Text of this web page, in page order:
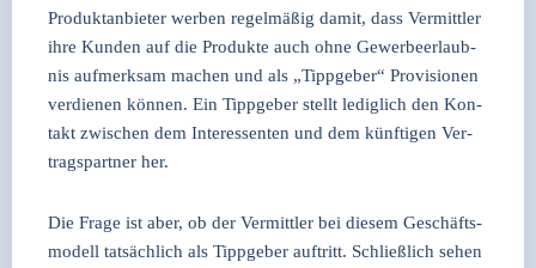
Pro­dukt­an­bie­ter wer­ben regel­mä­ßig damit, dass Ver­mitt­ler
ihre Kun­den auf die Pro­duk­te auch ohne Gewer­beer­laub­
nis auf­merk­sam machen und als „Tipp­ge­ber“ Pro­vi­sio­nen
ver­die­nen kön­nen. Ein Tipp­ge­ber stellt ledig­lich den Kon­
takt zwi­schen dem Inter­es­sen­ten und dem künf­ti­gen Ver­
trags­part­ner her.
Die Fra­ge ist aber, ob der Ver­mitt­ler bei die­sem Geschäfts­
mo­dell tat­säch­lich als Tipp­ge­ber auf­tritt. Schließ­lich sehen